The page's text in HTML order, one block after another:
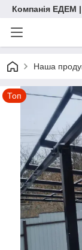
Компанія ЕДЕМ |
Наша
Топ